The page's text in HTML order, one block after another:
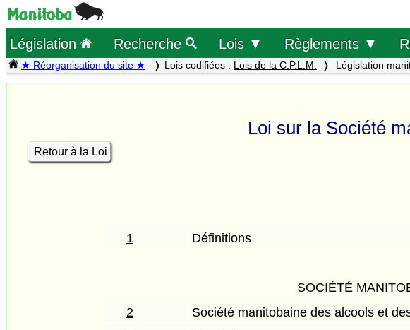
Législation Recherche Lois ▼ Règlements ▼
★ Réorganisation du site ★ Lois codifiées : Lois de la C.P.L.M. Législation
Loi sur la Société
Retour à la Loi
1
Définitions
SOCIÉTÉ
2
Société manitobaine des alcools et